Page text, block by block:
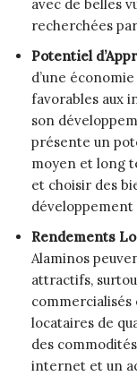
avec de belles
recherchées
Potentiel
d’une
favorables aux
son
présente un
moyen et long
et choisir des
Rendements
Alaminos
attractifs,
locataires de
des
internet et un